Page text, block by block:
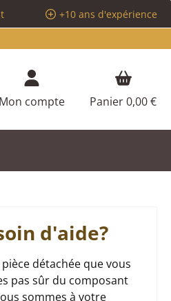
+10 ans d'expérience
avez 0 articles dans votre liste
Mon compte Panier0,00 €
d'aide?
détachée que vous
pas sûr du composant
sommes à votre